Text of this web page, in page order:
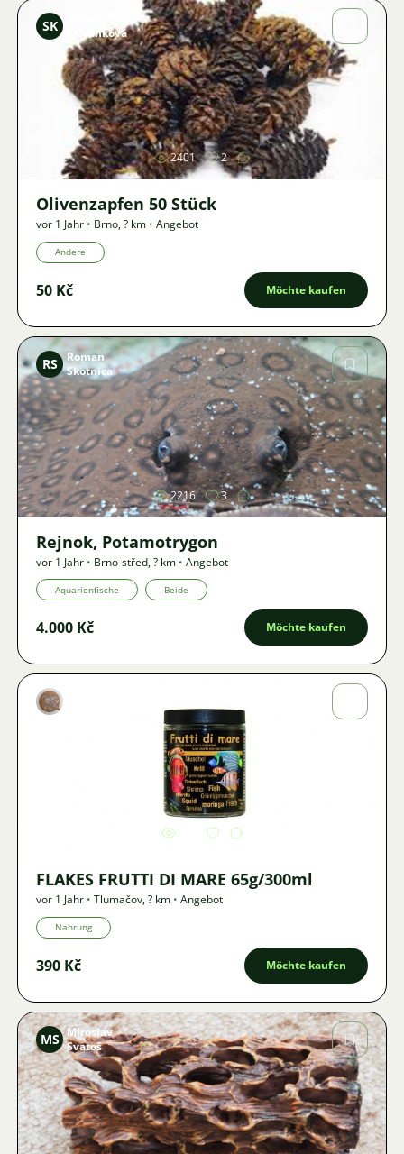
Bild
SK
Křivánková
2401 2
Olivenzapfen 50 Stück
vor 1 Jahr • Brno,? km • Angebot
Andere
50 Kč Möchte kaufen
Bild
RS
Roman
Skotnica
2216 3
Rejnok, Potamotrygon
vor 1 Jahr • Brno-střed,? km • Angebot
Aquarienfische Beide
4.000 Kč Möchte kaufen
Bild
FLAKES FRUTTI DI MARE 65g/300ml
vor 1 Jahr • Tlumačov,? km • Angebot
Nahrung
390 Kč Möchte kaufen
Bild
MS Miroslav
Svatoš